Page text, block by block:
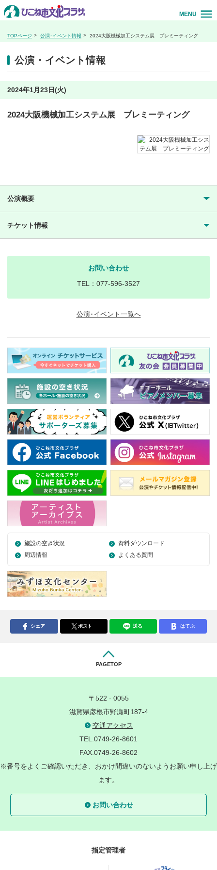
MENU
TOPページ 公演･イベント情報 2024大阪機械加工システム展 プレミーティング
公演・イベント情報
2024年1月23日(火)
2024大阪機械加工システム展 プレミーティング
公演概要
チケット情報
お問い合わせ
TEL：077-596-3527
公演･イベント一覧へ
施設の空き状況
資料ダウンロード
周辺情報
よくある質問
シェア ポスト 送る はてぶ
PAGETOP
〒522 - 0055
滋賀県彦根市野瀬町187-4
交通アクセス
TEL.0749-26-8601
FAX.0749-26-8602
※番号をよくご確認いただき、おかけ間違いのないようお願い申し上げ
ます。
お問い合わせ
指定管理者